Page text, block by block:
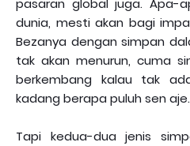
pasaran global juga. Apa-
dunia, mesti akan bagi
Bezanya dengan simpan
tak akan menurun, cuma
berkembang kalau tak
kadang berapa puluh sen aje.
Tapi kedua-dua jenis